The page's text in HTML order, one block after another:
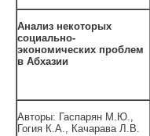
Анализ некоторых
социально-
экономических проблем
в Абхазии
Авторы: Гаспарян М.Ю.,
Гогия К.А., Качарава Л.В.